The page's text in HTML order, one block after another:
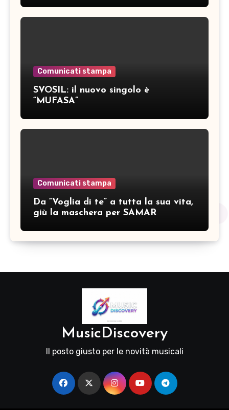
Comunicati stampa
SVOSIL: il nuovo singolo è
“MUFASA”
Comunicati stampa
Da “Voglia di te” a tutta la sua vita,
giù la maschera per SAMAR
MusicDiscovery
Il posto giusto per le novità musicali